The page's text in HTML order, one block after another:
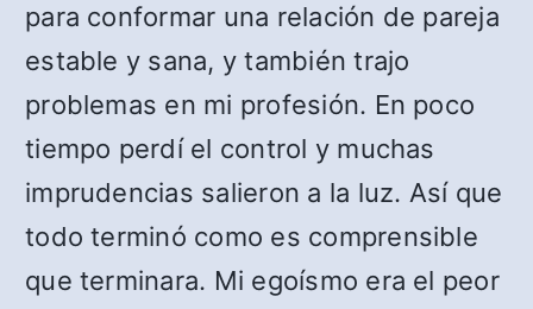
para conformar una relación de pareja
estable y sana, y también trajo
problemas en mi profesión. En poco
tiempo perdí el control y muchas
imprudencias salieron a la luz. Así que
todo terminó como es comprensible
que terminara. Mi egoísmo era el peor